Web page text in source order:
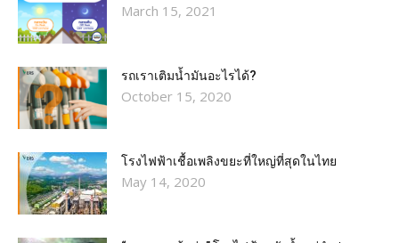
March 15, 2021
รถเราเติมน้ำมันอะไรได้?​
October 15, 2020
โรงไฟฟ้าเชื้อเพลิงขยะที่ใหญ่ที่สุดในไทย
May 14, 2020